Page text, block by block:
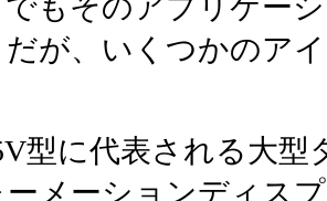
もそのアプリケー
が、いくつかのア
型に代表される大型
メーションディス